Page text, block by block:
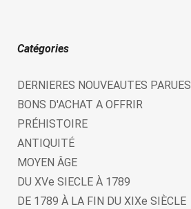
Catégories
DERNIERES NOUVEAUTES PARUES
BONS D'ACHAT A OFFRIR
PRÉHISTOIRE
ANTIQUITÉ
MOYEN ÂGE
DU XVe SIECLE À 1789
DE 1789 À LA FIN DU XIXe SIÈCLE